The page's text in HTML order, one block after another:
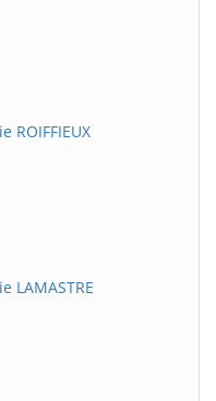
ROIFFIEUX
LAMASTRE